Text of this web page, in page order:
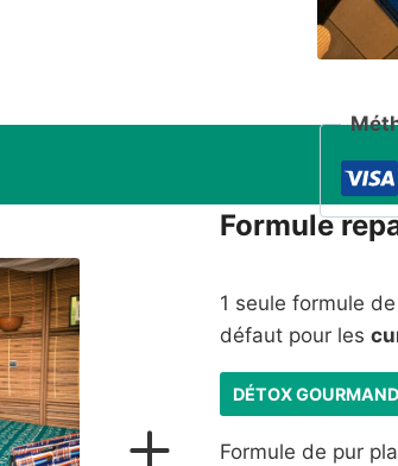
Formule
1 seule formule
défaut pour les
DÉTOX
Formule de pur